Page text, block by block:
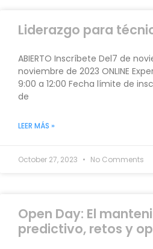
Liderazgo para
ABIERTO Inscríbete Del7 de
noviembre de 2023 ONLINE
9:00 a 12:00 Fecha límite de
de
LEER MÁS »
October 27, 2023 No Comments
Open Day: El
predictivo, retos y